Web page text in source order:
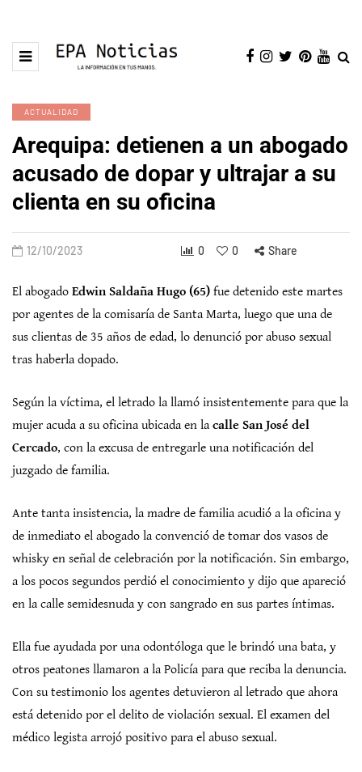
ACTUALIDAD
Arequipa: detienen a un abogado
acusado de dopar y ultrajar a su
clienta en su oficina
12/10/2023 0 0 Share
El abogado Edwin Saldaña Hugo (65) fue detenido este martes
por agentes de la comisaría de Santa Marta, luego que una de
sus clientas de 35 años de edad, lo denunció por abuso sexual
tras haberla dopado.
Según la víctima, el letrado la llamó insistentemente para que la
mujer acuda a su oficina ubicada en la calle San José del
Cercado, con la excusa de entregarle una notificación del
juzgado de familia.
Ante tanta insistencia, la madre de familia acudió a la oficina y
de inmediato el abogado la convenció de tomar dos vasos de
whisky en señal de celebración por la notificación. Sin embargo,
a los pocos segundos perdió el conocimiento y dijo que apareció
en la calle semidesnuda y con sangrado en sus partes íntimas.
Ella fue ayudada por una odontóloga que le brindó una bata, y
otros peatones llamaron a la Policía para que reciba la denuncia.
Con su testimonio los agentes detuvieron al letrado que ahora
está detenido por el delito de violación sexual. El examen del
médico legista arrojó positivo para el abuso sexual.